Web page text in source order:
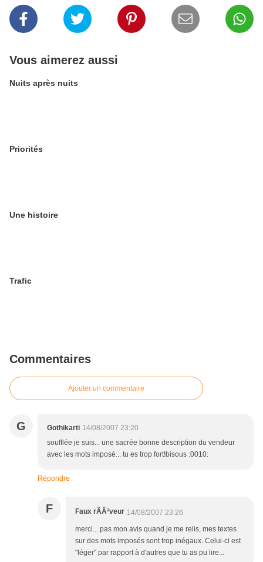
Vous aimerez aussi
Nuits après nuits
Priorités
Une histoire
Trafic
Commentaires
Ajouter un commentaire
G Gothikarti 14/08/2007 23:20
soufflée je suis... une sacrée bonne description du vendeur
avec les mots imposé... tu es trop fort!bisous :0010:
Répondre
F Faux rÃÂªveur 14/08/2007 23:26
merci... pas mon avis quand je me relis, mes textes
sur des mots imposés sont trop inégaux. Celui-ci est
"léger" par rapport à d'autres que tu as pu lire...